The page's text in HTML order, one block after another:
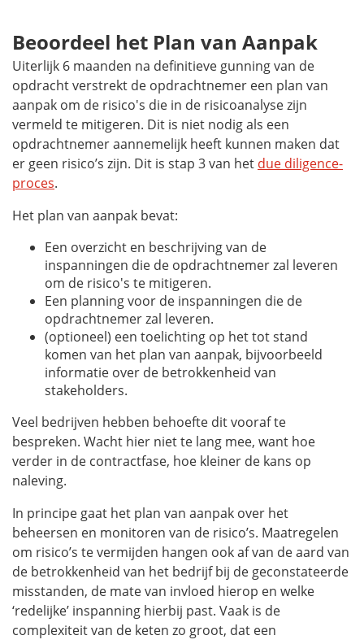
Beoordeel het Plan van Aanpak
Uiterlijk 6 maanden na definitieve gunning van de
opdracht verstrekt de opdrachtnemer een plan van
aanpak om de risico's die in de risicoanalyse zijn
vermeld te mitigeren. Dit is niet nodig als een
opdrachtnemer aannemelijk heeft kunnen maken dat
er geen risico’s zijn. Dit is stap 3 van het due diligence-
proces.
Het plan van aanpak bevat:
Een overzicht en beschrijving van de
inspanningen die de opdrachtnemer zal leveren
om de risico's te mitigeren.
Een planning voor de inspanningen die de
opdrachtnemer zal leveren.
(optioneel) een toelichting op het tot stand
komen van het plan van aanpak, bijvoorbeeld
informatie over de betrokkenheid van
stakeholders.
Veel bedrijven hebben behoefte dit vooraf te
bespreken. Wacht hier niet te lang mee, want hoe
verder in de contractfase, hoe kleiner de kans op
naleving.
In principe gaat het plan van aanpak over het
beheersen en monitoren van de risico’s. Maatregelen
om risico’s te vermijden hangen ook af van de aard van
de betrokkenheid van het bedrijf bij de geconstateerde
misstanden, de mate van invloed hierop en welke
‘redelijke’ inspanning hierbij past. Vaak is de
complexiteit van de keten zo groot, dat een